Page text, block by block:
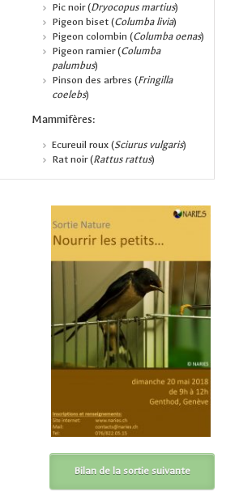
Pic noir (Dryocopus martius)
Pigeon biset (Columba livia)
Pigeon colombin (Columba oenas)
Pigeon ramier (Columba
palumbus)
Pinson des arbres (Fringilla
coelebs)
Mammifères:
Ecureuil roux (Sciurus vulgaris)
Rat noir (Rattus rattus)
Bilan de la sortie suivante